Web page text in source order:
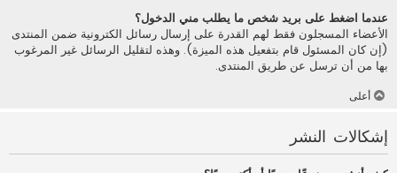
عندما اضغط على بريد شخص ما يطلب مني الدخول؟
الأعضاء المسجلون فقط لهم القدرة على إرسال رسائل الكترونية ضمن المنتدى
(إن كان المسئول قام بتفعيل هذه الميزة). وهذه لتقليل الرسائل غير المرغوب
بها من أن ترسل عن طريق المنتدى.
أعلى
إشكالات النشر